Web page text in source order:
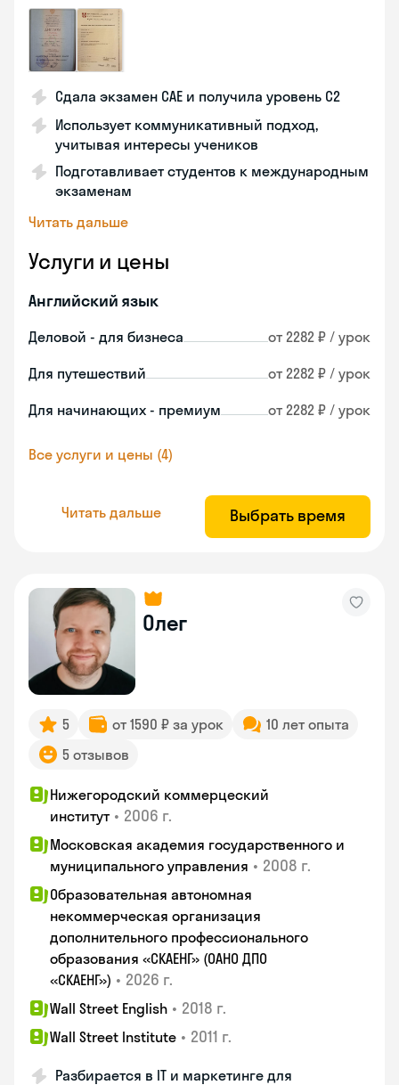
Сдала экзамен CAE и получила уровень С2
Использует коммуникативный подход,
учитывая интересы учеников
Подготавливает студентов к международным
экзаменам
Читать дальше
Услуги и цены
Английский язык
Деловой - для бизнеса от 2282 ₽ / урок
Для путешествий от 2282 ₽ / урок
Для начинающих - премиум от 2282 ₽ / урок
Все услуги и цены (4)
Читать дальше Выбрать время
Олег
5 от 1590 ₽ за урок
10 лет опыта
5 отзывов
Нижегородский коммерцеский
институт • 2006 г.
Московская академия государственного и
муниципального управления • 2008 г.
Образовательная автономная
некоммерческая организация
дополнительного профессионального
образования «СКАЕНГ» (ОАНО ДПО
«СКАЕНГ») • 2026 г.
Wall Street English • 2018 г.
Wall Street Institute • 2011 г.
Разбирается в IT и маркетинге для